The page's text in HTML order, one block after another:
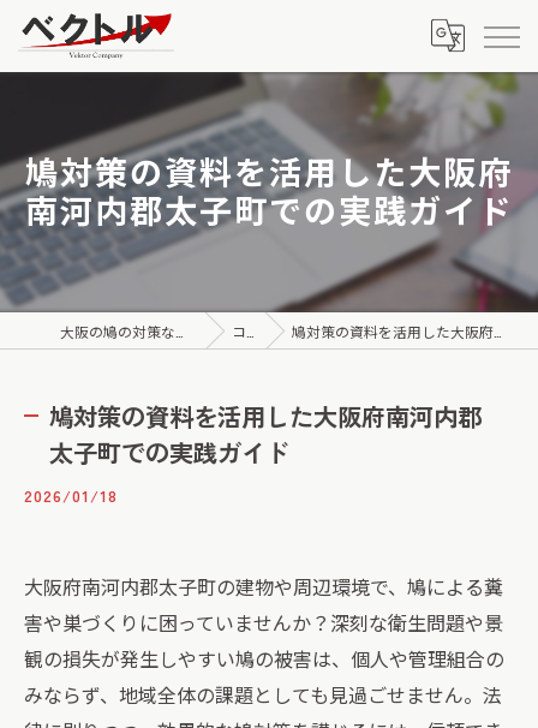
鳩対策の資料を活用した大阪府
南河内郡太子町での実践ガイド
コラム 鳩対策の資料を活用した大阪府南河内郡太子町での実践ガイド
鳩対策の資料を活用した大阪府南河内郡
太子町での実践ガイド
2026/01/18
大阪府南河内郡太子町の建物や周辺環境で、鳩による糞
害や巣づくりに困っていませんか？深刻な衛生問題や景
観の損失が発生しやすい鳩の被害は、個人や管理組合の
みならず、地域全体の課題としても見過ごせません。法